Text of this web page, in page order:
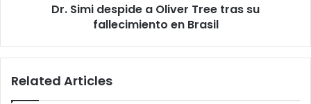
Dr. Simi despide a Oliver Tree tras su
fallecimiento en Brasil
Related Articles